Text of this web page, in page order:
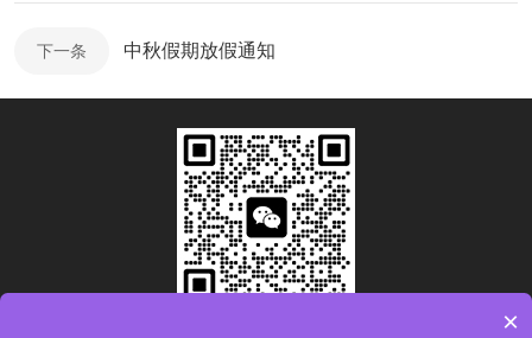
×
下一条 中秋假期放假通知